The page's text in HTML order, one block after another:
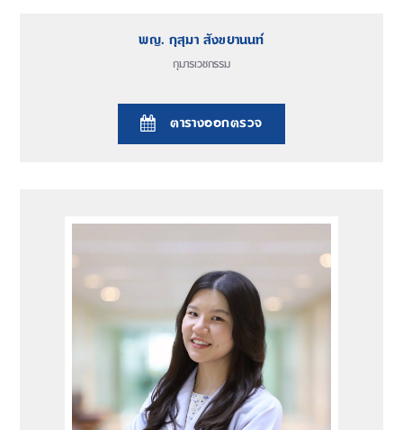
กุมารเวชกรรม
พญ. กุสุมา สังขยานนท์
ตารางออกตรวจ